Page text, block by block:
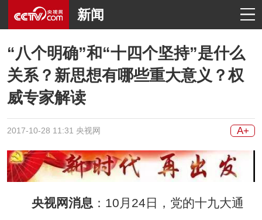
新闻
“八个明确”和“十四个坚持”是什么
关系？新思想有哪些重大意义？权
威专家解读
2017-10-28 11:31 央视网 A+
央视网消息 ：10月24日，党的十九大通